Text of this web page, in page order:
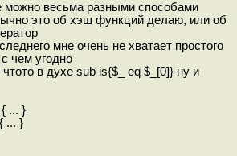
можно весьма разными способами
это об хэш функций делаю, или об
мне очень не хватает простого
чем угодно
в духе sub is{$_ eq $_[0]} ну и
... }
... }